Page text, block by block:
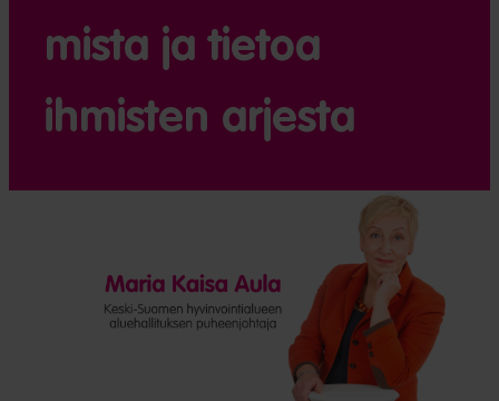
mista ja tietoa
ihmisten arjesta